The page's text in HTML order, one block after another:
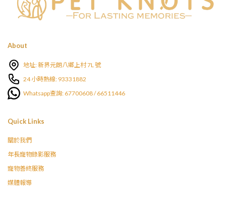
About
地址: 新界元朗八鄉上村 7L 號
24 小時熱線: 93331882
Whatsapp查詢: 67700608 / 66511446
Quick Links
關於我們
年長寵物錄影服務
寵物善終服務
媒體報導